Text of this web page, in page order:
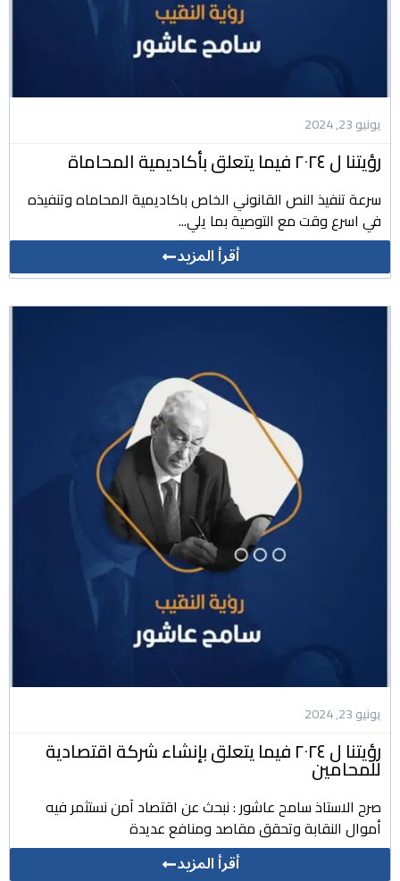
يونيو 23, 2024
رؤيتنا ل ٢٠٢٤ فيما يتعلق بأكاديمية المحاماة
سرعة تنفيذ النص القانوني الخاص باكاديمية المحاماه وتنفيذه
في اسرع وقت مع التوصية بما يلي...
أقرأ المزيد
يونيو 23, 2024
رؤيتنا ل ٢٠٢٤ فيما يتعلق بإنشاء شركة اقتصادية
للمحامين
صرح الاستاذ سامح عاشور : نبحث عن اقتصاد آمن نستثمر فيه
أموال النقابة وتحقق مقاصد ومنافع عديدة
أقرأ المزيد